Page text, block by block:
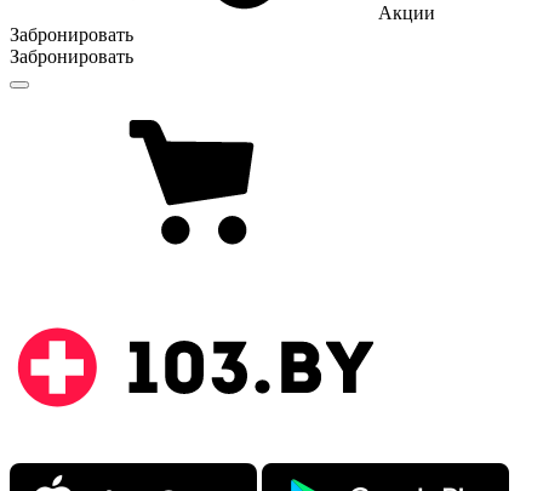
Акции
Забронировать
Забронировать